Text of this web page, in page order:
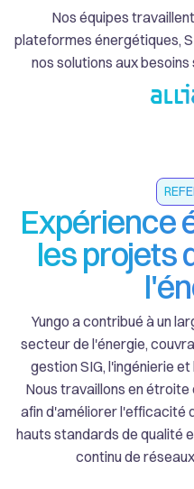
Nos équipes
plateformes énergétiques,
nos solutions aux
Expérience
les projets
Yungo a contribué à un
secteur de l'énergie,
gestion SIG, l'ingénierie
Nous travaillons en
afin d'améliorer l'efficacité
hauts standards de qualité
continu de